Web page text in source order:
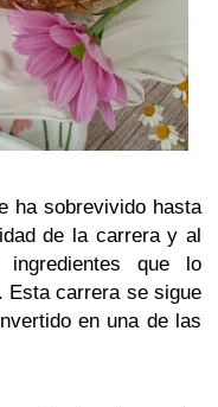
ha sobrevivido hasta
de la carrera y al
que lo
Esta carrera se sigue
en una de las